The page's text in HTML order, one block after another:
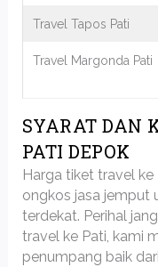
Travel Tapos Pati
Travel Margonda Pati
SYARAT DAN
PATI DEPOK
Harga tiket travel
ongkos jasa jemput
terdekat. Perihal
travel ke Pati, kami
penumpang baik